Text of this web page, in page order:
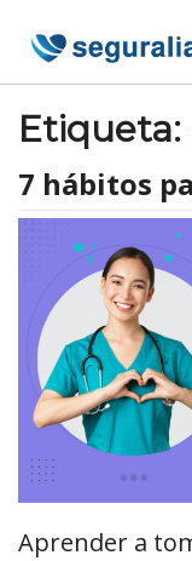
content
Etiqueta:
7 hábitos
Aprender a